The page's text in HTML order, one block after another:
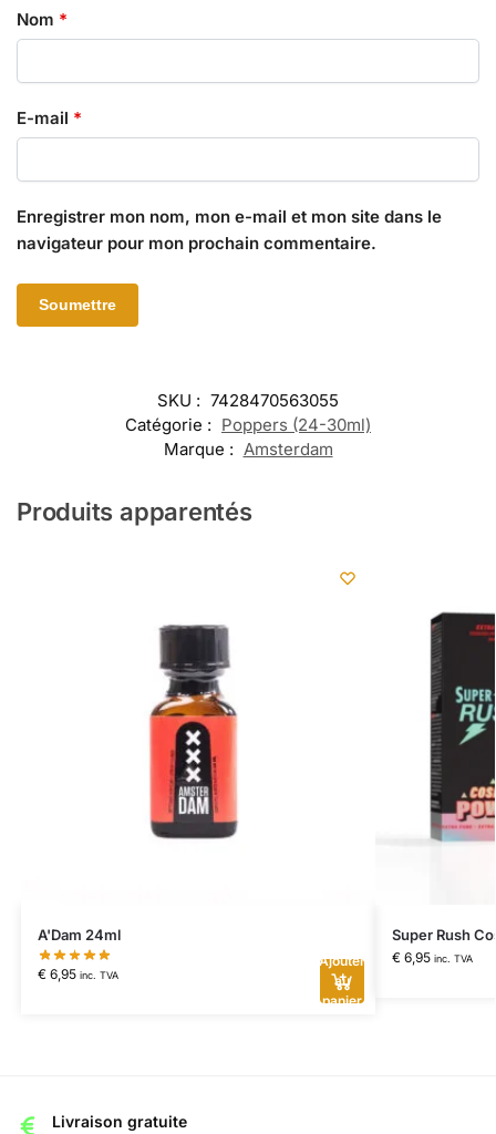
Nom *
E-mail *
Enregistrer mon nom, mon e-mail et mon site dans le
navigateur pour mon prochain commentaire.
SKU : 7428470563055
Catégorie : Poppers (24-30ml)
Marque : Amsterdam
Produits apparentés
A'Dam 24ml
€6,95 inc. TVA
Ajouter
au
panier
Super Rush
€6,95 inc. TVA
Livraison gratuite